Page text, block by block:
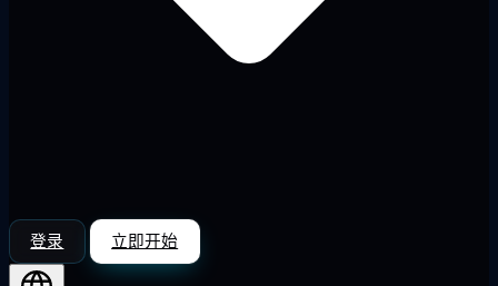
登录 立即开始